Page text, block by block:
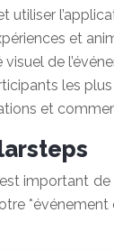
et
de
les
et
important
*événement